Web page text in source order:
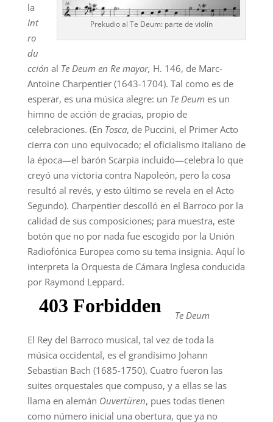
Prekudio al Te Deum: parte de violín
la
Int
ro
du
cción al Te Deum en Re mayor, H. 146, de Marc-
Antoine Charpentier (1643-1704). Tal como es de
esperar, es una música alegre: un Te Deumes un
himno de acción de gracias, propio de
celebraciones. (En Tosca, de Puccini, el Primer Acto
cierra con uno equivocado; el oficialismo italiano de
la época—el barón Scarpia incluido—celebra lo que
creyó una victoria contra Napoleón, pero la cosa
resultó al revés, y esto último se revela en el Acto
Segundo). Charpentier descolló en el Barroco por la
calidad de sus composiciones; para muestra, este
botón que no por nada fue escogido por la Unión
Radiofónica Europea como su tema insignia. Aquí lo
interpreta la Orquesta de Cámara Inglesa conducida
por Raymond Leppard.
Te Deum
El Rey del Barroco musical, tal vez de toda la
música occidental, es el grandísimo Johann
Sebastian Bach (1685-1750). Cuatro fueron las
suites orquestales que compuso, y a ellas se las
llama en alemán Ouvertüren, pues todas tienen
como número inicial una obertura, que ya no